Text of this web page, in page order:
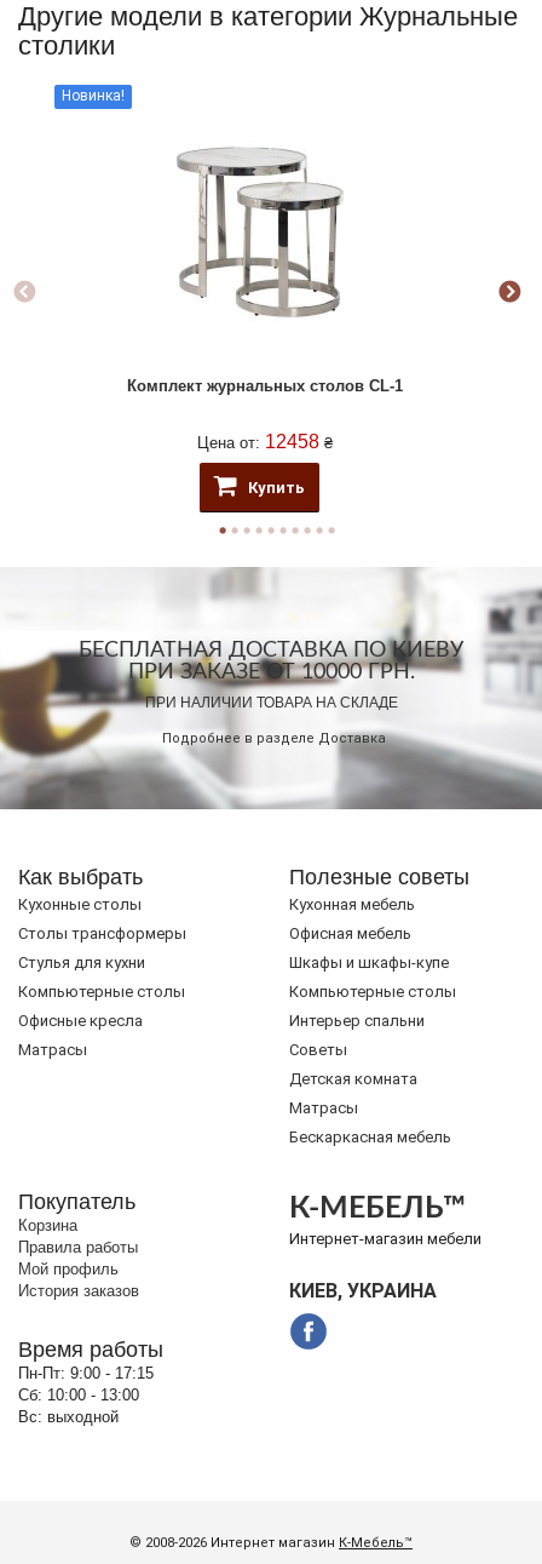
Другие модели в категории Журнальные
столики
Новинка!
Комплект журнальных столов CL-1
Цена от: 12458 ₴
Купить
БЕСПЛАТНАЯ ДОСТАВКА ПО КИЕВУ
ПРИ ЗАКАЗЕ ОТ 10000 ГРН.
ПРИ НАЛИЧИИ ТОВАРА НА СКЛАДЕ
Подробнее в разделе Доставка
Как выбрать
Кухонные столы
Cтолы трансформеры
Стулья для кухни
Компьютерные столы
Офисные кресла
Матрасы
Полезные советы
Кухонная мебель
Офисная мебель
Шкафы и шкафы-купе
Компьютерные столы
Интерьер спальни
Советы
Детская комната
Матрасы
Бескаркасная мебель
© 2008-2026 Интернет магазин К-Мебель™
Покупатель
Корзина
Правила работы
Мой профиль
История заказов
Время работы
Пн-Пт: 9:00 - 17:15
Сб: 10:00 - 13:00
Вс: выходной
К-МЕБЕЛЬ™
Интернет-магазин мебели
КИЕВ, УКРАИНА